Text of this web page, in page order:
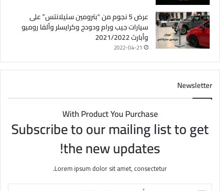
عرض 5 نجوم من “بترومين ستيلانتس” على
سيارات جيب ورام ودودج وكرايسلر وألفا روميو
وأبارث 2021/2022
2022-04-21
Newsletter
With Product You Purchase
Subscribe to our mailing list to get
the new updates!
Lorem ipsum dolor sit amet, consectetur.